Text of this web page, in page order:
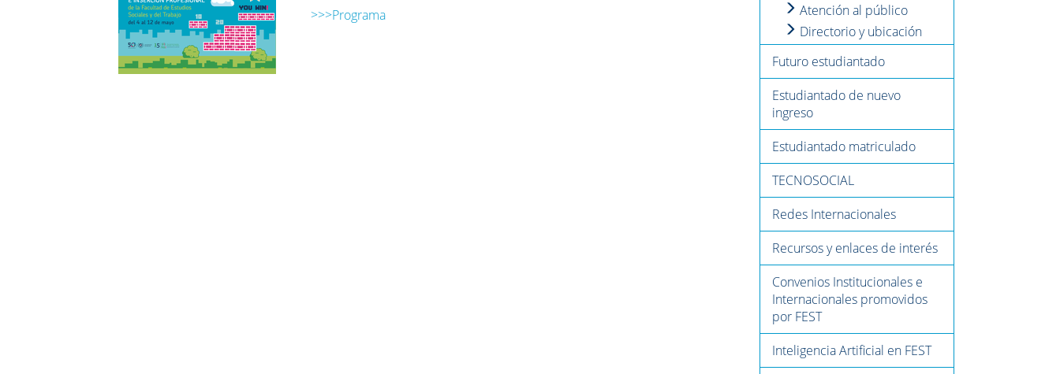
>>>Programa
Atención al público
Directorio y ubicación
Futuro estudiantado
Estudiantado de nuevo
ingreso
Estudiantado matriculado
TECNOSOCIAL
Redes Internacionales
Recursos y enlaces de interés
Convenios Institucionales e
Internacionales promovidos
por FEST
Inteligencia Artificial en FEST